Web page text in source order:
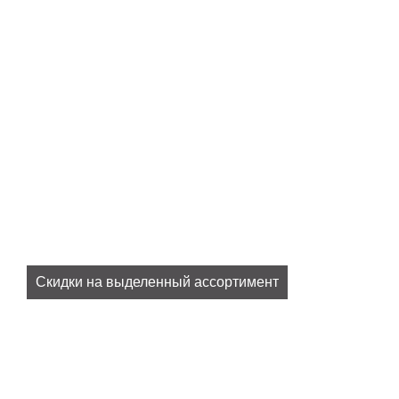
Скидки на выделенный ассортимент